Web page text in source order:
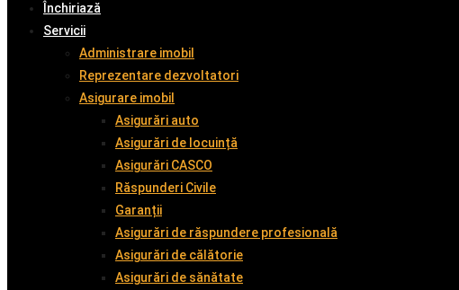
Închiriază
Servicii
Administrare imobil
Reprezentare dezvoltatori
Asigurare imobil
Asigurări auto
Asigurări de locuință
Asigurări CASCO
Răspunderi Civile
Garanții
Asigurări de răspundere profesională
Asigurări de călătorie
Asigurări de sănătate